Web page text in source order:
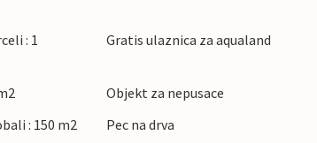
: 1
Gratis ulaznica za aqualand
Objekt za nepusace
: 150 m2
Pec na drva